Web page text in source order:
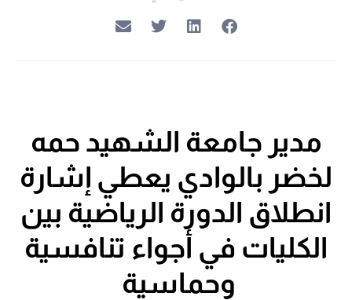
مدير جامعة الشهيد حمه
لخضر بالوادي يعطي إشارة
انطلاق الدورة الرياضية بين
الكليات في أجواء تنافسية
وحماسية